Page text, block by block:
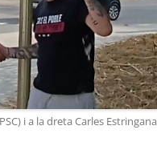
i a la dreta Carles Estringana